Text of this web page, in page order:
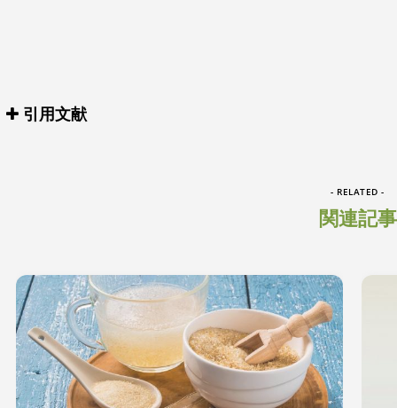
引用文献
- RELATED -
関連記事